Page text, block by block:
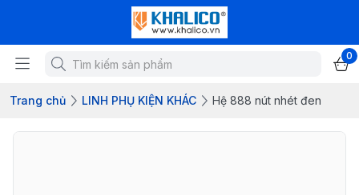
0
Trang chủ LINH PHỤ KIỆN KHÁC Hệ 888 nút nhét đen